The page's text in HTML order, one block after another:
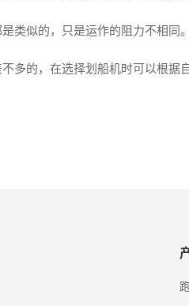
类似的，只是运作的阻力不相同。
多的，在选择划船机时可以根据